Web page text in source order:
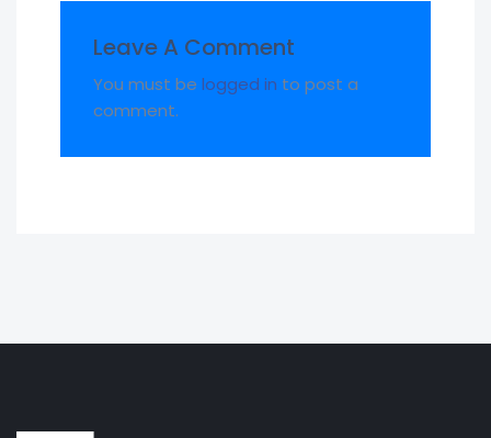
Leave A Comment
You must be logged in to post a
comment.